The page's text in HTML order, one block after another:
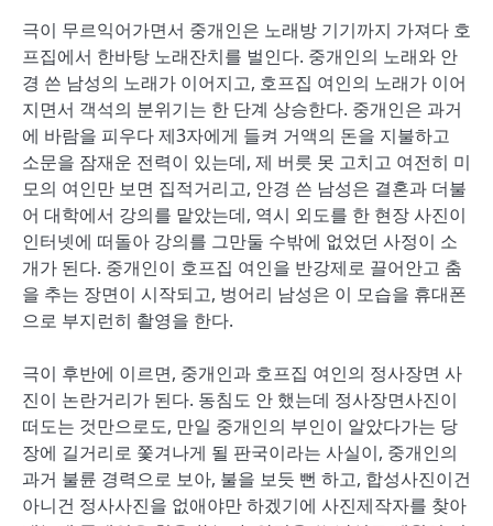
극이 무르익어가면서 중개인은 노래방 기기까지 가져다 호
프집에서 한바탕 노래잔치를 벌인다. 중개인의 노래와 안
경 쓴 남성의 노래가 이어지고, 호프집 여인의 노래가 이어
지면서 객석의 분위기는 한 단계 상승한다. 중개인은 과거
에 바람을 피우다 제3자에게 들켜 거액의 돈을 지불하고
소문을 잠재운 전력이 있는데, 제 버릇 못 고치고 여전히 미
모의 여인만 보면 집적거리고, 안경 쓴 남성은 결혼과 더불
어 대학에서 강의를 맡았는데, 역시 외도를 한 현장 사진이
인터넷에 떠돌아 강의를 그만둘 수밖에 없었던 사정이 소
개가 된다. 중개인이 호프집 여인을 반강제로 끌어안고 춤
을 추는 장면이 시작되고, 벙어리 남성은 이 모습을 휴대폰
으로 부지런히 촬영을 한다.
극이 후반에 이르면, 중개인과 호프집 여인의 정사장면 사
진이 논란거리가 된다. 동침도 안 했는데 정사장면사진이
떠도는 것만으로도, 만일 중개인의 부인이 알았다가는 당
장에 길거리로 쫓겨나게 될 판국이라는 사실이, 중개인의
과거 불륜 경력으로 보아, 불을 보듯 뻔 하고, 합성사진이건
아니건 정사사진을 없애야만 하겠기에 사진제작자를 찾아